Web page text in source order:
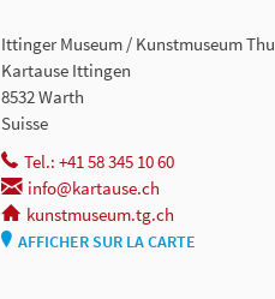
Ittinger Museum / Kunstmuseum
Kartause Ittingen
8532 Warth
Suisse
Tel.: +41 58 345 10 60
info@kartause.ch
kunstmuseum.tg.ch
AFFICHER SUR LA CARTE